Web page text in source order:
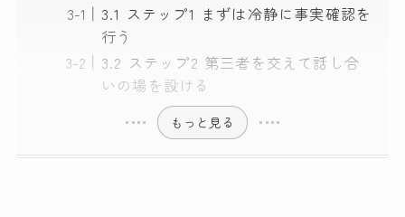
3.1 ステップ1 まずは冷静に事実確認を
行う
3.2 ステップ2 第三者を交えて話し合
いの場を設ける
もっと見る